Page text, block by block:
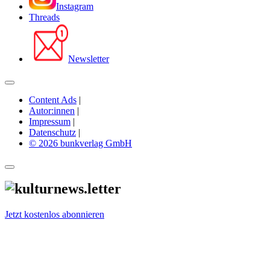
Instagram
Threads
Newsletter
Content Ads |
Autor:innen |
Impressum |
Datenschutz |
© 2026 bunkverlag GmbH
Jetzt kostenlos abonnieren